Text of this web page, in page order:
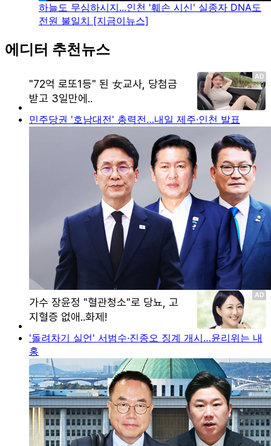
하늘도 무심하시지...인천 '훼손 시신' 실종자 DNA도
전원 불일치 [지금이뉴스]
에디터 추천뉴스
민주당권 '호남대전' 총력전…내일 제주·인천 발표
'돌려차기 실언' 서범수·진종오 징계 개시…윤리위는 내
홍